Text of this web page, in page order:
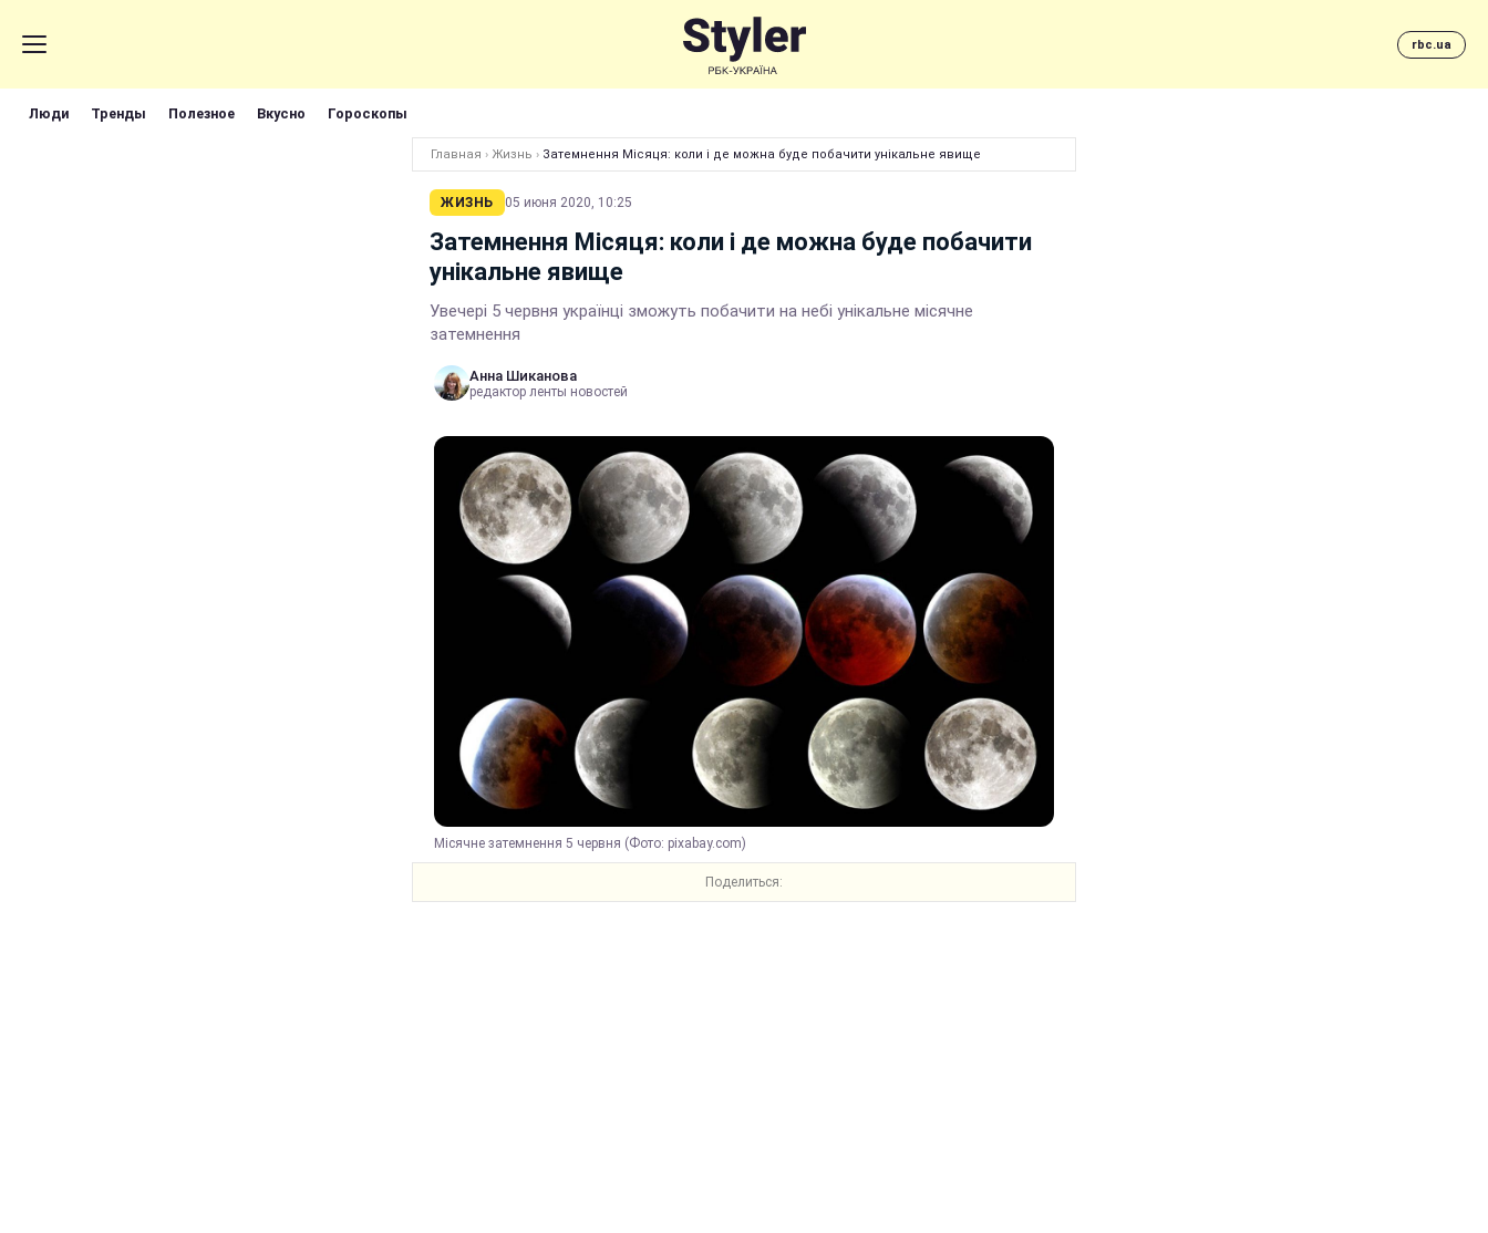
rbc.ua
Люди Тренды Полезное Вкусно Гороскопы
Главная › Жизнь › Затемнення Місяця: коли і де можна буде побачити унікальне явище
ЖИЗНЬ 05 июня 2020, 10:25
Затемнення Місяця: коли і де можна буде побачити
унікальне явище
Увечері 5 червня українці зможуть побачити на небі унікальне місячне
затемнення
Анна Шиканова
редактор ленты новостей
Місячне затемнення 5 червня (Фото: pixabay.com)
Поделиться: